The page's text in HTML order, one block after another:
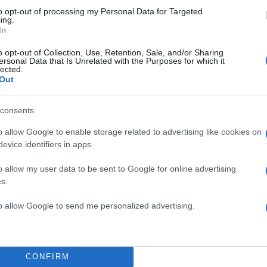
opt-out of processing my Personal Data for Targeted
opt-out of Collection, Use, Retention, Sale, and/or Sharing
Data that Is Unrelated with the Purposes for which it
allow Google to enable storage related to advertising like cookies on
identifiers in apps.
allow my user data to be sent to Google for online advertising
allow Google to send me personalized advertising.
CONFIRM
να πάρει κάποιο βιβλίο και να διαβάσει,
με
στο παραλιακό μέτωπο.